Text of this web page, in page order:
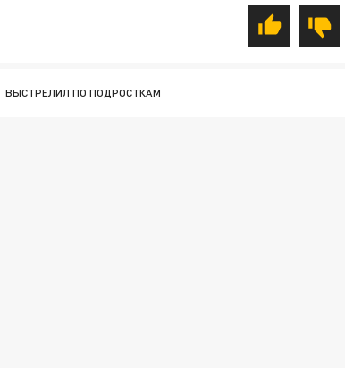
ВЫСТРЕЛИЛ ПО ПОДРОСТКАМ